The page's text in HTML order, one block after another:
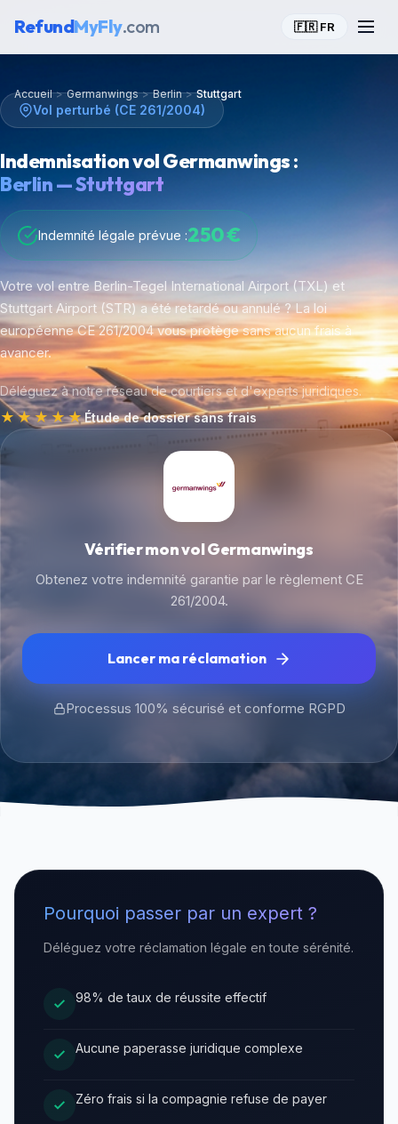
RefundMyFly.com 🇫🇷 FR
Accueil > Germanwings > Berlin > Stuttgart
Vol perturbé (CE 261/2004)
Indemnisation vol Germanwings :
Berlin — Stuttgart
Indemnité légale prévue :250 €
Votre vol entre Berlin-Tegel International Airport (TXL) et
Stuttgart Airport (STR) a été retardé ou annulé ? La loi
européenne CE 261/2004 vous protège sans aucun frais à
avancer.
Déléguez à notre réseau de courtiers et d'experts juridiques.
★★★★★Étude de dossier sans frais
Vérifier mon vol Germanwings
Obtenez votre indemnité garantie par le règlement CE
261/2004.
Lancer ma réclamation
Processus 100% sécurisé et conforme RGPD
Pourquoi passer par un expert ?
Déléguez votre réclamation légale en toute sérénité.
98% de taux de réussite effectif
Aucune paperasse juridique complexe
Zéro frais si la compagnie refuse de payer